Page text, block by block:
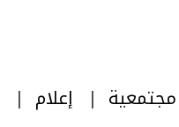
إعلام